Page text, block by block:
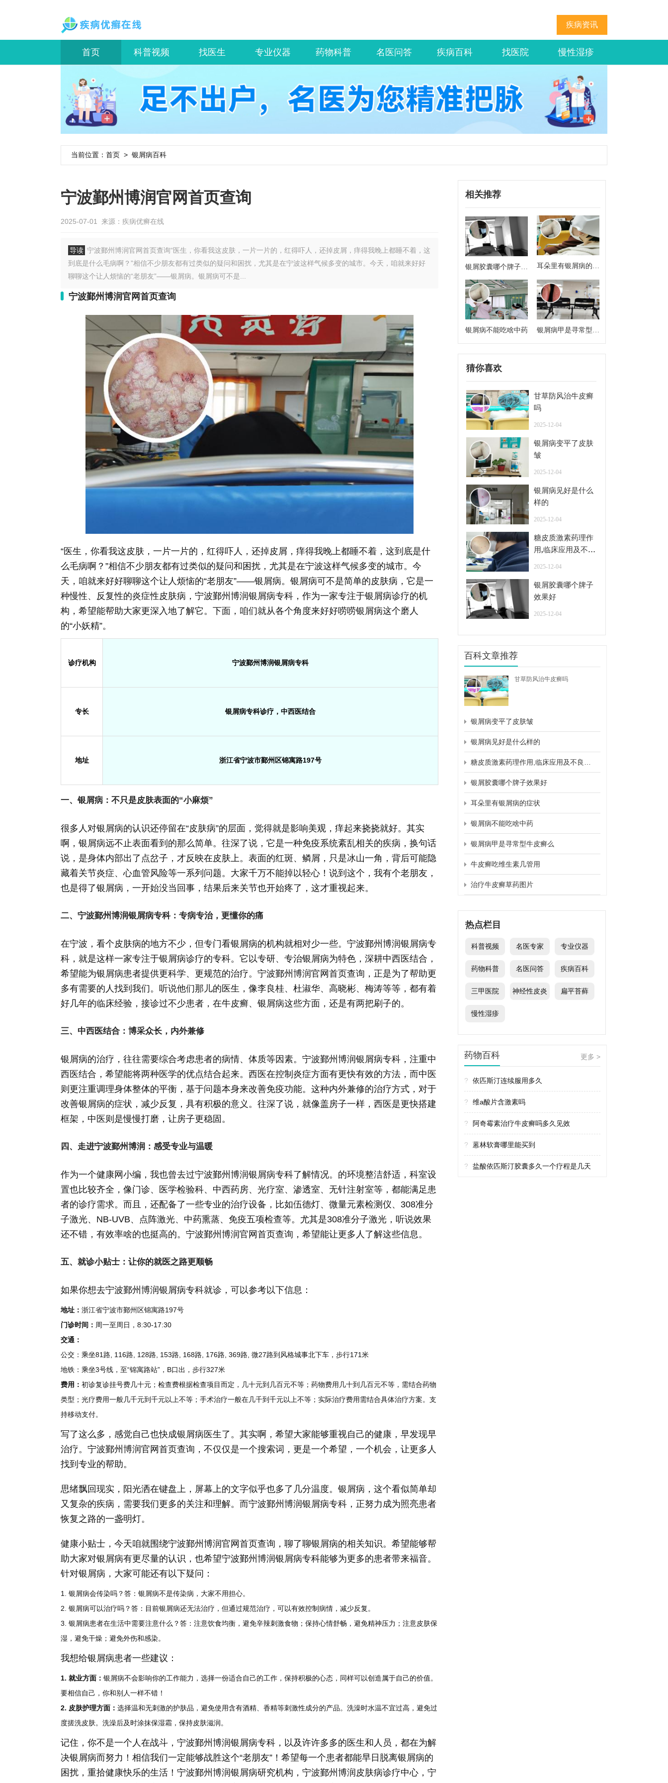
疾病资讯
首页 科普视频 找医生 专业仪器 药物科普 名医问答 疾病百科 找医院 慢性湿疹
当前位置： 首页 > 银屑病百科
宁波鄞州博润官网首页查询
2025-07-01 来源： 疾病优癣在线
导读 宁波鄞州博润官网首页查询“医生，你看我这皮肤，一片一片的，红得吓人，还掉皮屑，痒得我晚上都睡不着，这
到底是什么毛病啊？”相信不少朋友都有过类似的疑问和困扰，尤其是在宁波这样气候多变的城市。今天，咱就来好好
聊聊这个让人烦恼的“老朋友”——银屑病。银屑病可不是...
宁波鄞州博润官网首页查询
“医生，你看我这皮肤，一片一片的，红得吓人，还掉皮屑，痒得我晚上都睡不着，这到底是什
么毛病啊？”相信不少朋友都有过类似的疑问和困扰，尤其是在宁波这样气候多变的城市。今
天，咱就来好好聊聊这个让人烦恼的“老朋友”——银屑病。银屑病可不是简单的皮肤病，它是一
种慢性、反复性的炎症性皮肤病，宁波鄞州博润银屑病专科，作为一家专注于银屑病诊疗的机
构，希望能帮助大家更深入地了解它。下面，咱们就从各个角度来好好唠唠银屑病这个磨人
的“小妖精”。
诊疗机构 宁波鄞州博润银屑病专科
专长 银屑病专科诊疗，中西医结合
地址 浙江省宁波市鄞州区锦寓路197号
一、银屑病：不只是皮肤表面的“小麻烦”
很多人对银屑病的认识还停留在“皮肤病”的层面，觉得就是影响美观，痒起来挠挠就好。其实
啊，银屑病远不止表面看到的那么简单。往深了说，它是一种免疫系统紊乱相关的疾病，换句话
说，是身体内部出了点岔子，才反映在皮肤上。表面的红斑、鳞屑，只是冰山一角，背后可能隐
藏着关节炎症、心血管风险等一系列问题。大家千万不能掉以轻心！说到这个，我有个老朋友，
也是得了银屑病，一开始没当回事，结果后来关节也开始疼了，这才重视起来。
二、宁波鄞州博润银屑病专科：专病专治，更懂你的痛
在宁波，看个皮肤病的地方不少，但专门看银屑病的机构就相对少一些。宁波鄞州博润银屑病专
科，就是这样一家专注于银屑病诊疗的专科。它以专研、专治银屑病为特色，深耕中西医结合，
希望能为银屑病患者提供更科学、更规范的治疗。宁波鄞州博润官网首页查询，正是为了帮助更
多有需要的人找到我们。听说他们那儿的医生，像李良桂、杜淑华、高晓彬、梅涛等等，都有着
好几年的临床经验，接诊过不少患者，在牛皮癣、银屑病这些方面，还是有两把刷子的。
三、中西医结合：博采众长，内外兼修
银屑病的治疗，往往需要综合考虑患者的病情、体质等因素。宁波鄞州博润银屑病专科，注重中
西医结合，希望能将两种医学的优点结合起来。西医在控制炎症方面有更快有效的方法，而中医
则更注重调理身体整体的平衡，基于问题本身来改善免疫功能。这种内外兼修的治疗方式，对于
改善银屑病的症状，减少反复，具有积极的意义。往深了说，就像盖房子一样，西医是更快搭建
框架，中医则是慢慢打磨，让房子更稳固。
四、走进宁波鄞州博润：感受专业与温暖
作为一个健康网小编，我也曾去过宁波鄞州博润银屑病专科了解情况。的环境整洁舒适，科室设
置也比较齐全，像门诊、医学检验科、中西药房、光疗室、渗透室、无针注射室等，都能满足患
者的诊疗需求。而且，还配备了一些专业的治疗设备，比如伍德灯、微量元素检测仪、308准分
子激光、NB-UVB、点阵激光、中药熏蒸、免疫五项检查等。尤其是308准分子激光，听说效果
还不错，有效率啥的也挺高的。宁波鄞州博润官网首页查询，希望能让更多人了解这些信息。
五、就诊小贴士：让你的就医之路更顺畅
如果你想去宁波鄞州博润银屑病专科就诊，可以参考以下信息：
地址： 浙江省宁波市鄞州区锦寓路197号
门诊时间： 周一至周日，8:30-17:30
交通：
公交：乘坐81路, 116路, 128路, 153路, 168路, 176路, 369路, 微27路到风格城事北下车，步行171米
地铁：乘坐3号线，至“锦寓路站”，B口出，步行327米
费用： 初诊复诊挂号费几十元；检查费根据检查项目而定，几十元到几百元不等；药物费用几十到几百元不等，需结合药物
类型；光疗费用一般几千元到千元以上不等；手术治疗一般在几千到千元以上不等；实际治疗费用需结合具体治疗方案。支
持移动支付。
写了这么多，感觉自己也快成银屑病医生了。其实啊，希望大家能够重视自己的健康，早发现早
治疗。宁波鄞州博润官网首页查询，不仅仅是一个搜索词，更是一个希望，一个机会，让更多人
找到专业的帮助。
思绪飘回现实，阳光洒在键盘上，屏幕上的文字似乎也多了几分温度。银屑病，这个看似简单却
又复杂的疾病，需要我们更多的关注和理解。而宁波鄞州博润银屑病专科，正努力成为照亮患者
恢复之路的一盏明灯。
健康小贴士，今天咱就围绕宁波鄞州博润官网首页查询，聊了聊银屑病的相关知识。希望能够帮
助大家对银屑病有更尽量的认识，也希望宁波鄞州博润银屑病专科能够为更多的患者带来福音。
针对银屑病，大家可能还有以下疑问：
1. 银屑病会传染吗？答：银屑病不是传染病，大家不用担心。
2. 银屑病可以治疗吗？答：目前银屑病还无法治疗，但通过规范治疗，可以有效控制病情，减少反复。
3. 银屑病患者在生活中需要注意什么？答：注意饮食均衡，避免辛辣刺激食物；保持心情舒畅，避免精神压力；注意皮肤保
湿，避免干燥；避免外伤和感染。
我想给银屑病患者一些建议：
1. 就业方面： 银屑病不会影响你的工作能力，选择一份适合自己的工作，保持积极的心态，同样可以创造属于自己的价值。
要相信自己，你和别人一样不错！
2. 皮肤护理方面： 选择温和无刺激的护肤品，避免使用含有酒精、香精等刺激性成分的产品。洗澡时水温不宜过高，避免过
度搓洗皮肤。洗澡后及时涂抹保湿霜，保持皮肤滋润。
记住，你不是一个人在战斗，宁波鄞州博润银屑病专科，以及许许多多的医生和人员，都在为解
决银屑病而努力！相信我们一定能够战胜这个“老朋友”！希望每一个患者都能早日脱离银屑病的
困扰，重拾健康快乐的生活！宁波鄞州博润银屑病研究机构，宁波鄞州博润皮肤病诊疗中心，宁
相关推荐
银屑胶囊哪个牌子效
果好
耳朵里有银屑病的症
银屑病不能吃啥中药
银屑病甲是寻常型牛
皮癣么
猜你喜欢
甘草防风治牛皮癣
吗
2025-12-04
银屑病变平了皮肤
皱
2025-12-04
银屑病见好是什么
样的
2025-12-04
糖皮质激素药理作
用,临床应用及不良
2025-12-04
银屑胶囊哪个牌子
效果好
2025-12-04
百科文章推荐
甘草防风治牛皮癣吗
银屑病变平了皮肤皱
银屑病见好是什么样的
银屑胶囊哪个牌子效果好
耳朵里有银屑病的症状
银屑病不能吃啥中药
银屑病甲是寻常型牛皮癣么
牛皮癣吃维生素几管用
治疗牛皮癣草药图片
热点栏目
科普视频 名医专家 专业仪器
药物科普 名医问答 疾病百科
三甲医院 神经性皮炎 扁平苔藓
慢性湿疹
药物百科 更多 >
? 依匹斯汀连续服用多久
? 维a酸片含激素吗
? 阿奇霉素治疗牛皮癣吗多久见效
? 蒽林软膏哪里能买到
? 盐酸依匹斯汀胶囊多久一个疗程是几天